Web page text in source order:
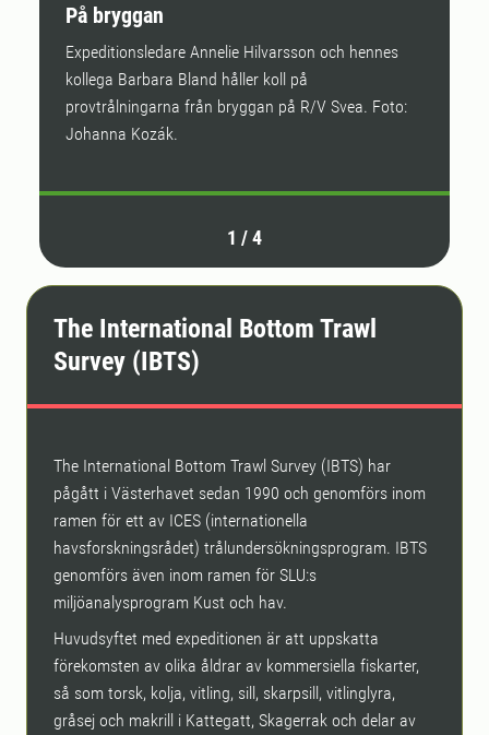
På bryggan
Expeditionsledare Annelie Hilvarsson och hennes
kollega Barbara Bland håller koll på
provtrålningarna från bryggan på R/V Svea. Foto:
Johanna Kozák.
1 /4
The International Bottom Trawl
Survey (IBTS)
The International Bottom Trawl Survey (IBTS) har
pågått i Västerhavet sedan 1990 och genomförs inom
ramen för ett av ICES (internationella
havsforskningsrådet) trålundersökningsprogram. IBTS
genomförs även inom ramen för SLU:s
miljöanalysprogram Kust och hav.
Huvudsyftet med expeditionen är att uppskatta
förekomsten av olika åldrar av kommersiella fiskarter,
så som torsk, kolja, vitling, sill, skarpsill, vitlinglyra,
gråsej och makrill i Kattegatt, Skagerrak och delar av